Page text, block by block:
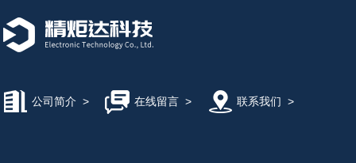
公司简介 > 在线留言> 联系我们 >